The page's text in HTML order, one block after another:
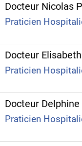
Docteur Nicolas
Praticien
Praticien
Praticien